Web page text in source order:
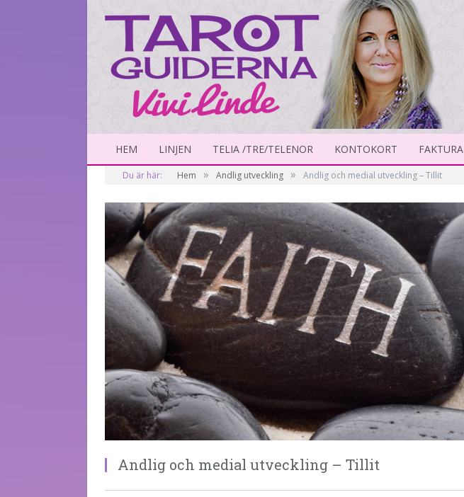
HEM LINJEN TELIA /TRE/TELENOR KONTOKORT FAKTURA
Du är här: Hem » Andlig utveckling » Andlig och medial utveckling – Tillit
Andlig och medial utveckling – Tillit